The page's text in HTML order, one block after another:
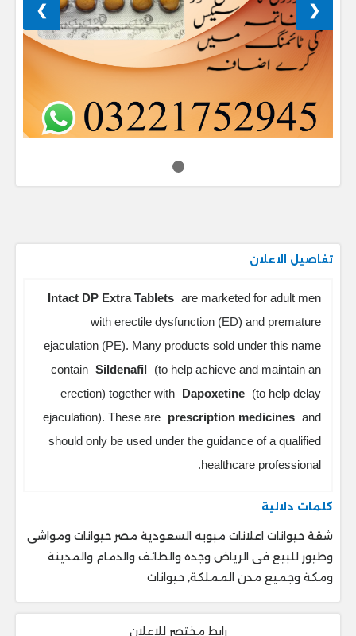
❮
❯
تفاصيل الاعلان
Intact DP Extra Tablets are marketed for adult men
with erectile dysfunction (ED) and premature
ejaculation (PE). Many products sold under this name
contain Sildenafil
(to help achieve and maintain an
erection) together with Dapoxetine (to help delay
ejaculation). These are prescription medicines and
should only be used under the guidance of a qualified
healthcare professional.
كلمات دلالية
شقة حيوانات اعلانات مبوبه السعودية مصر حيوانات ومواشى
وطيور للبيع فى الرياض وجده والطائف والدمام والمدينة
ومكة وجميع مدن المملكة, حيوانات
رابط مختصر للاعلان